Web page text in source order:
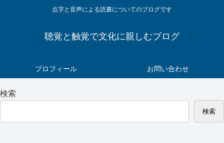
点字と音声による読書についてのブログです
聴覚と触覚で文化に親しむブログ
プロフィール お問い合わせ
検索
検索